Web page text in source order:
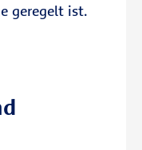
geregelt ist.